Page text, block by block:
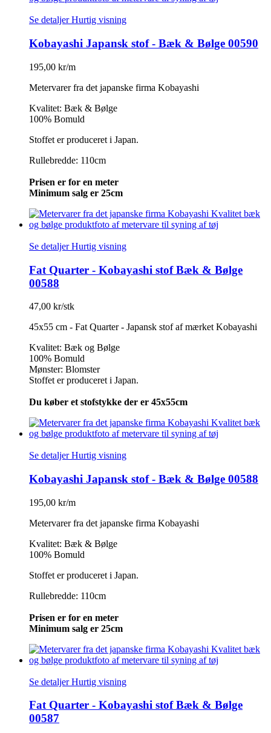
Se detaljerHurtig visning
Kobayashi Japansk stof - Bæk & Bølge 00590
195,00 kr/m
Metervarer fra det japanske firma Kobayashi
Kvalitet: Bæk & Bølge
100% Bomuld
Stoffet er produceret i Japan.
Rullebredde: 110cm
Prisen er for en meter
Minimum salg er 25cm
Se detaljerHurtig visning
Fat Quarter - Kobayashi stof Bæk & Bølge
00588
47,00 kr/stk
45x55 cm - Fat Quarter - Japansk stof af mærket Kobayashi
Kvalitet: Bæk og Bølge
100% Bomuld
Mønster: Blomster
Stoffet er produceret i Japan.
Du køber et stofstykke der er 45x55cm
Se detaljerHurtig visning
Kobayashi Japansk stof - Bæk & Bølge 00588
195,00 kr/m
Metervarer fra det japanske firma Kobayashi
Kvalitet: Bæk & Bølge
100% Bomuld
Stoffet er produceret i Japan.
Rullebredde: 110cm
Prisen er for en meter
Minimum salg er 25cm
Se detaljerHurtig visning
Fat Quarter - Kobayashi stof Bæk & Bølge
00587